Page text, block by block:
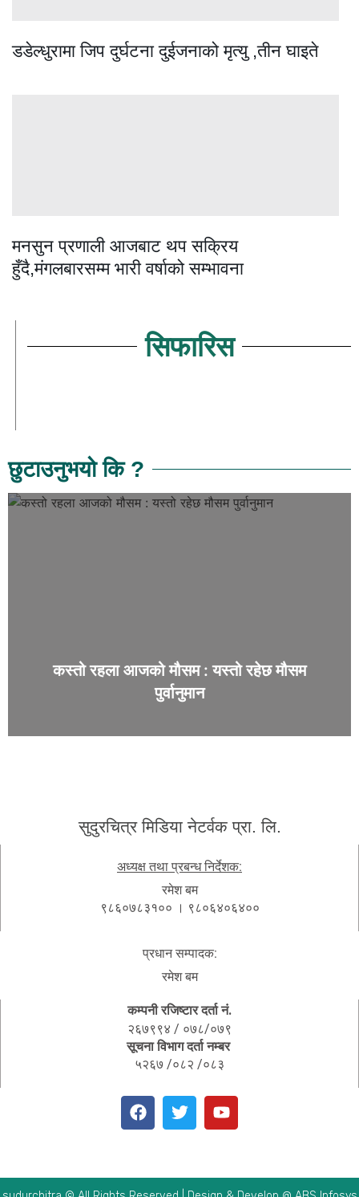
सिफारिस
डडेल्धुरामा जिप दुर्घटना दुईजनाको मृत्यु ,तीन घाइते
मनसुन प्रणाली आजबाट थप सक्रिय
हुँदै,मंगलबारसम्म भारी वर्षाको सम्भावना
छुटाउनुभयो कि ?
कस्तो रहला आजको मौसम : यस्तो रहेछ मौसम
पुर्वानुमान
सुदुरचित्र मिडिया नेटर्वक प्रा. लि.
अध्यक्ष तथा प्रबन्ध निर्देशक:
रमेश बम
९८६०७८३१०० । ९८०६४०६४००
प्रधान सम्पादक:
रमेश बम
कम्पनी रजिष्टार दर्ता नं.
२६७९९४ / ०७८/०७९
सूचना विभाग दर्ता नम्बर
५२६७ /०८२ /०८३